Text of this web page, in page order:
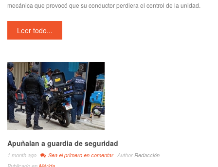
mecánica que provocó que su conductor perdiera el control de la unidad.
Leer todo...
Apuñalan a guardia de seguridad
1 month ago Sea el primero en comentar Author Redacción